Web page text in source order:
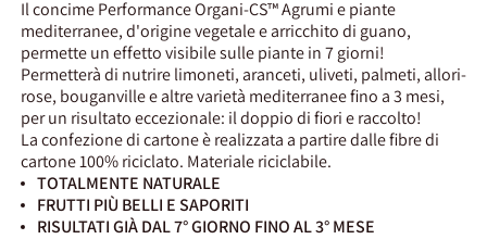
Il concime Performance Organi-CS™ Agrumi e piante
mediterranee, d'origine vegetale e arricchito di guano,
permette un effetto visibile sulle piante in 7 giorni!
Permetterà di nutrire limoneti, aranceti, uliveti, palmeti, allori-
rose, bouganville e altre varietà mediterranee fino a 3 mesi,
per un risultato eccezionale: il doppio di fiori e raccolto!
La confezione di cartone è realizzata a partire dalle fibre di
cartone 100% riciclato. Materiale riciclabile.
TOTALMENTE NATURALE
FRUTTI PIÙ BELLI E SAPORITI
RISULTATI GIÀ DAL 7° GIORNO FINO AL 3° MESE